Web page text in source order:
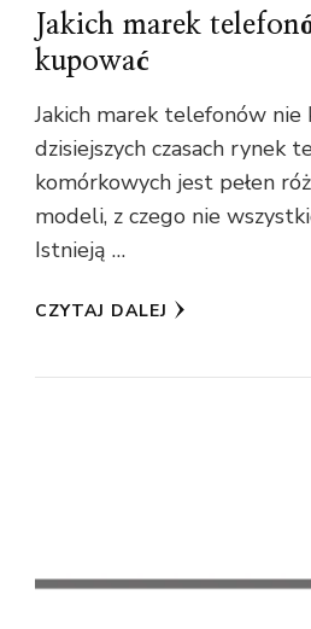
Jakich marek
kupować
Jakich marek telefonów nie
dzisiejszych czasach rynek
komórkowych jest pełen
modeli, z czego nie
Istnieją …
CZYTAJ DALEJ